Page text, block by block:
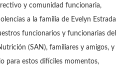
y comunidad funcionaria,
a la familia de Evelyn Estrada
funcionarios y funcionarias del
(SAN), familiares y amigos, y
para estos difíciles momentos,